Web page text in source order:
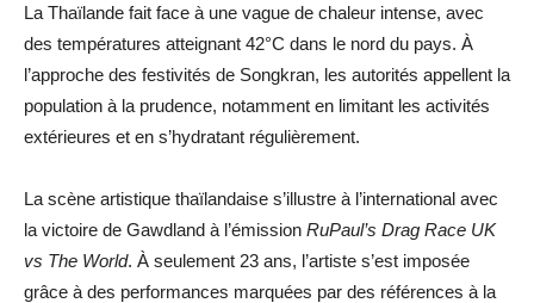
La Thaïlande fait face à une vague de chaleur intense, avec
des températures atteignant 42°C dans le nord du pays. À
l’approche des festivités de Songkran, les autorités appellent la
population à la prudence, notamment en limitant les activités
extérieures et en s’hydratant régulièrement.
La scène artistique thaïlandaise s’illustre à l’international avec
la victoire de Gawdland à l’émission RuPaul’s Drag Race UK
vs The World. À seulement 23 ans, l’artiste s’est imposée
grâce à des performances marquées par des références à la